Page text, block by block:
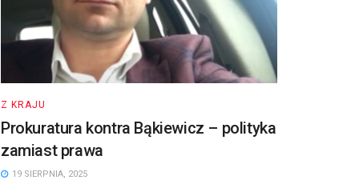
Z KRAJU
Prokuratura kontra Bąkiewicz – polityka
zamiast prawa
19 SIERPNIA, 2025